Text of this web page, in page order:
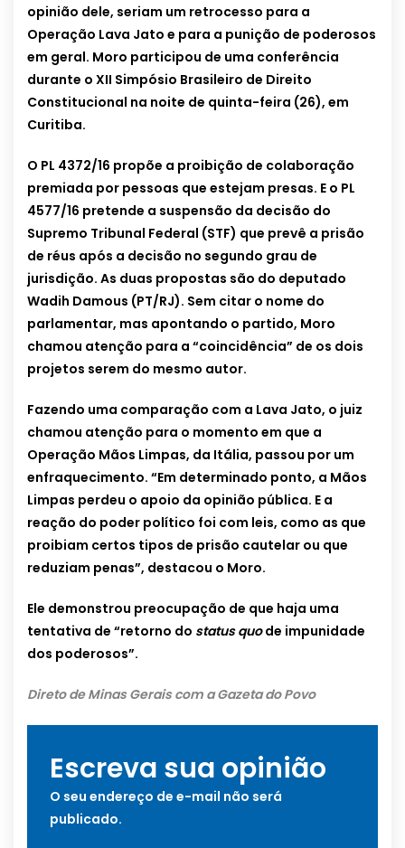
opinião dele, seriam um retrocesso para a
Operação Lava Jato e para a punição de poderosos
em geral. Moro participou de uma conferência
durante o XII Simpósio Brasileiro de Direito
Constitucional na noite de quinta-feira (26), em
Curitiba.
O PL 4372/16 propõe a proibição de colaboração
premiada por pessoas que estejam presas. E o PL
4577/16 pretende a suspensão da decisão do
Supremo Tribunal Federal (STF) que prevê a prisão
de réus após a decisão no segundo grau de
jurisdição. As duas propostas são do deputado
Wadih Damous (PT/RJ). Sem citar o nome do
parlamentar, mas apontando o partido, Moro
chamou atenção para a “coincidência” de os dois
projetos serem do mesmo autor.
Fazendo uma comparação com a Lava Jato, o juiz
chamou atenção para o momento em que a
Operação Mãos Limpas, da Itália, passou por um
enfraquecimento. “Em determinado ponto, a Mãos
Limpas perdeu o apoio da opinião pública. E a
reação do poder político foi com leis, como as que
proibiam certos tipos de prisão cautelar ou que
reduziam penas”, destacou o Moro.
Ele demonstrou preocupação de que haja uma
tentativa de “retorno do status quode impunidade
dos poderosos”.
Direto de Minas Gerais com a Gazeta do Povo
Escreva sua opinião
O seu endereço de e-mail não será
publicado.